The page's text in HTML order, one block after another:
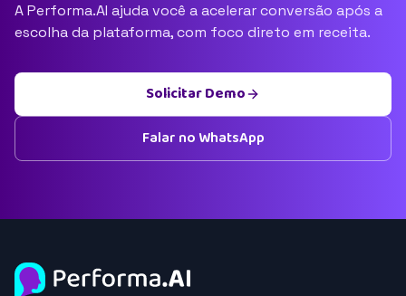
A Performa.AI ajuda você a acelerar conversão após a
escolha da plataforma, com foco direto em receita.
Solicitar Demo
Falar no WhatsApp